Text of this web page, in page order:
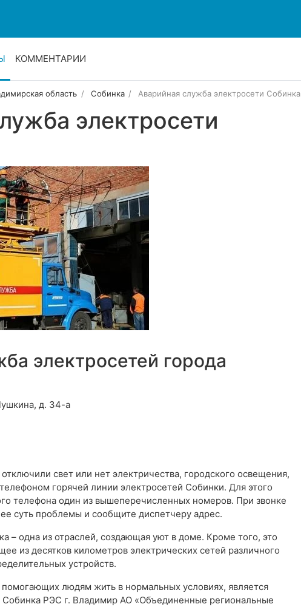
КОММЕНТАРИИ
область Собинка Аварийная служба электросети Собинка
электросети
электросетей города
д. 34-а
свет или нет электричества, городского освещения,
горячей линии электросетей Собинки. Для этого
телефона один из вышеперечисленных номеров. При звонке
суть проблемы и сообщите диспетчеру адрес.
– одна из отраслей, создающая уют в доме. Кроме того, это
из десятков километров электрических сетей различного
устройств.
людям жить в нормальных условиях, является
Собинка РЭС г. Владимир АО «Объединенные региональные